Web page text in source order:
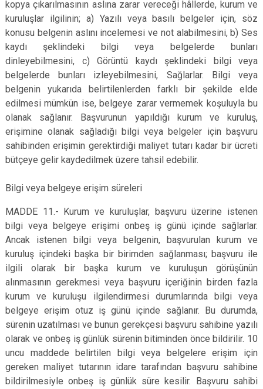
kopya çıkarılmasının aslına zarar vereceği hâllerde, kurum ve
kuruluşlar ilgilinin; a) Yazılı veya basılı belgeler için, söz
konusu belgenin aslını incelemesi ve not alabilmesini, b) Ses
kaydı şeklindeki bilgi veya belgelerde bunları
dinleyebilmesini, c) Görüntü kaydı şeklindeki bilgi veya
belgelerde bunları izleyebilmesini, Sağlarlar. Bilgi veya
belgenin yukarıda belirtilenlerden farklı bir şekilde elde
edilmesi mümkün ise, belgeye zarar vermemek koşuluyla bu
olanak sağlanır. Başvurunun yapıldığı kurum ve kuruluş,
erişimine olanak sağladığı bilgi veya belgeler için başvuru
sahibinden erişimin gerektirdiği maliyet tutarı kadar bir ücreti
bütçeye gelir kaydedilmek üzere tahsil edebilir.
Bilgi veya belgeye erişim süreleri
MADDE 11.- Kurum ve kuruluşlar, başvuru üzerine istenen
bilgi veya belgeye erişimi onbeş iş günü içinde sağlarlar.
Ancak istenen bilgi veya belgenin, başvurulan kurum ve
kuruluş içindeki başka bir birimden sağlanması; başvuru ile
ilgili olarak bir başka kurum ve kuruluşun görüşünün
alınmasının gerekmesi veya başvuru içeriğinin birden fazla
kurum ve kuruluşu ilgilendirmesi durumlarında bilgi veya
belgeye erişim otuz iş günü içinde sağlanır. Bu durumda,
sürenin uzatılması ve bunun gerekçesi başvuru sahibine yazılı
olarak ve onbeş iş günlük sürenin bitiminden önce bildirilir. 10
uncu maddede belirtilen bilgi veya belgelere erişim için
gereken maliyet tutarının idare tarafından başvuru sahibine
bildirilmesiyle onbeş iş günlük süre kesilir. Başvuru sahibi